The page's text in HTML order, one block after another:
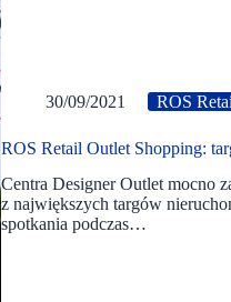
30/09/2021 ROS
ROS Retail Outlet Shopping:
Centra Designer Outlet mocno
z największych targów
spotkania podczas…